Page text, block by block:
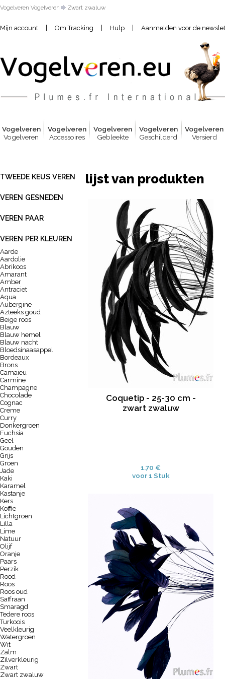
Vogelveren Vogelveren Zwart zwaluw
Mijn account | Om Tracking | Hulp | Aanmelden voor de
Vogelveren
Vogelveren
Vogelveren
Accessoires
Vogelveren
Gebleekte
Vogelveren
Geschilderd
Vogelveren
Versierd
TWEEDE KEUS VEREN
VEREN GESNEDEN
VEREN PAAR
VEREN PER KLEUREN
Aarde
Aardolie
Abrikoos
Amarant
Amber
Antraciet
Aqua
Aubergine
Azteeks goud
Beige roos
Blauw
Blauw hemel
Blauw nacht
Bloedsinaasappel
Bordeaux
Brons
Camaïeu
Carmine
Champagne
Chocolade
Cognac
Creme
Curry
Donkergroen
Fuchsia
Geel
Gouden
Grijs
Groen
Jade
Kaki
Karamel
Kastanje
Kers
Koffie
Lichtgroen
Lilla
Lime
Natuur
Olijf
Oranje
Paars
Perzik
Rood
Roos
Roos oud
Saffraan
Smaragd
Tedere roos
Turkoois
Veelkleurig
Watergroen
Wit
Zalm
Zilverkleurig
Zwart
Zwart zwaluw
lijst van produkten
Coquetip - 25-30 cm -
zwart zwaluw
1.70 €
voor 1 Stuk